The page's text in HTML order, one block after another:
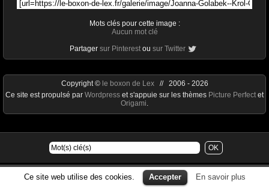
Mots clés pour cette image :
Aucun mot clé
Partager sur Pinterest ou sur Twitter
Ce site web utilise des cookies. Accepter En savoir plus
Copyright © le boxon de Lex// 2006 - 2026
Ce site est propulsé par Wordpress et s'appuie sur les thèmes Picture Perfect et
Origami.